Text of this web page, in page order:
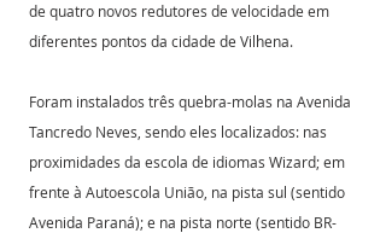
de quatro novos redutores de velocidade em
diferentes pontos da cidade de Vilhena.
Foram instalados três quebra-molas na Avenida
Tancredo Neves, sendo eles localizados: nas
proximidades da escola de idiomas Wizard; em
frente à Autoescola União, na pista sul (sentido
Avenida Paraná); e na pista norte (sentido BR-